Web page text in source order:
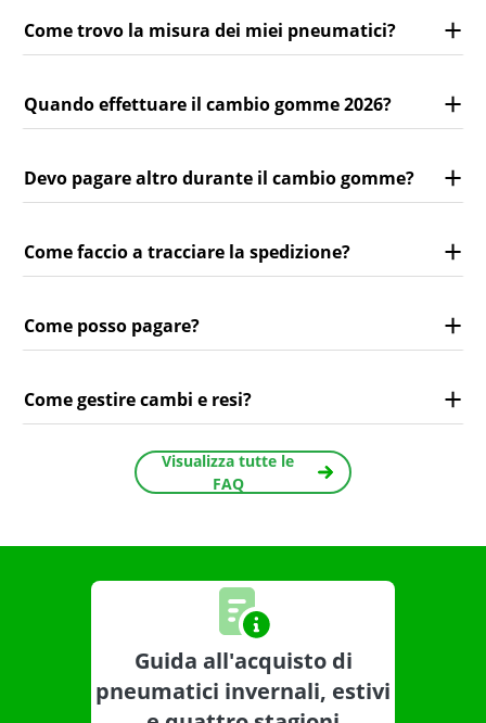
Come trovo la misura dei miei pneumatici?
Quando effettuare il cambio gomme 2026?
Devo pagare altro durante il cambio gomme?
Come faccio a tracciare la spedizione?
Come posso pagare?
Come gestire cambi e resi?
Visualizza tutte le
FAQ
Guida all'acquisto di
pneumatici invernali, estivi